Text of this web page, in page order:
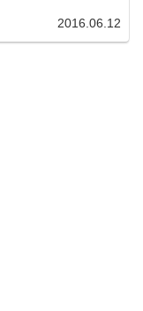
2016.06.12